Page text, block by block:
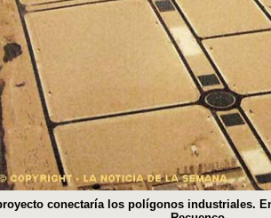
conectaría los polígonos industriales.